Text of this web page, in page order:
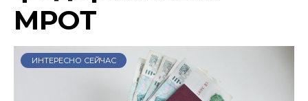
МРОТ
ИНТЕРЕСНО СЕЙЧАС